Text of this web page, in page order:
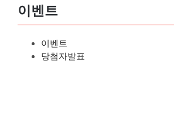
이벤트
이벤트
당첨자발표